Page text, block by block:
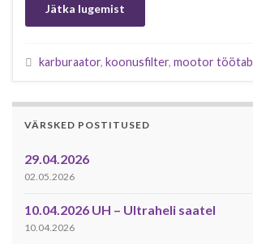
Jätka lugemist
karburaator, koonusfilter, mootor töötab
VÄRSKED POSTITUSED
29.04.2026
02.05.2026
10.04.2026 UH – Ultraheli saatel
10.04.2026